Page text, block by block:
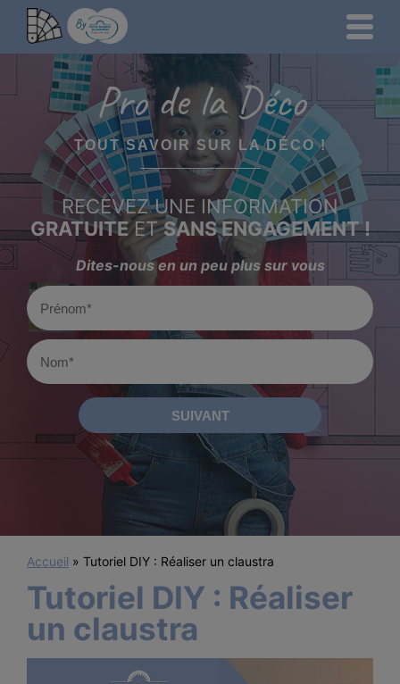
Pro de la Déco
TOUT SAVOIR SUR LA DÉCO !
RECEVEZ UNE INFORMATION
GRATUITEETSANS ENGAGEMENT !
Dites-nous en un peu plus sur vous
Accueil » Tutoriel DIY : Réaliser un claustra
Tutoriel DIY : Réaliser
un claustra